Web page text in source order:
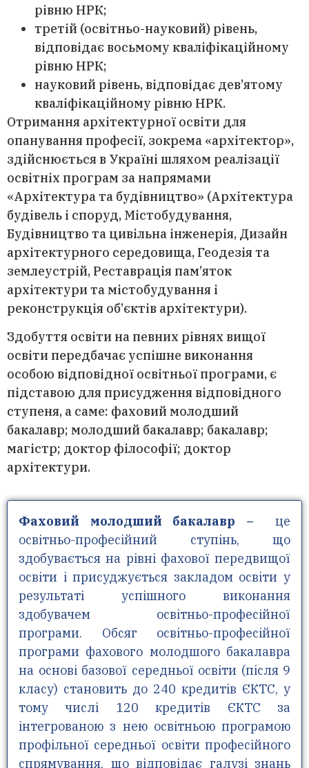
рівню НРК;
третій (освітньо-науковий) рівень,
відповідає восьмому кваліфікаційному
рівню НРК;
науковий рівень, відповідає дев’ятому
кваліфікаційному рівню НРК.
Отримання архітектурної освіти для
опанування професії, зокрема «архітектор»,
здійснюється в Україні шляхом реалізації
освітніх програм за напрямами
«Архітектура та будівництво» (Архітектура
будівель і споруд, Містобудування,
Будівництво та цивільна інженерія, Дизайн
архітектурного середовища, Геодезія та
землеустрій, Реставрація пам’яток
архітектури та містобудування і
реконструкція об’єктів архітектури).
Здобуття освіти на певних рівнях вищої
освіти передбачає успішне виконання
особою відповідної освітньої програми, є
підставою для присудження відповідного
ступеня, а саме: фаховий молодший
бакалавр; молодший бакалавр; бакалавр;
магістр; доктор філософії; доктор
архітектури.
Фаховий молодший бакалавр – це
освітньо-професійний ступінь, що
здобувається на рівні фахової передвищої
освіти і присуджується закладом освіти у
результаті успішного виконання
здобувачем освітньо-професійної
програми. Обсяг освітньо-професійної
програми фахового молодшого бакалавра
на основі базової середньої освіти (після 9
класу) становить до 240 кредитів ЄКТС, у
тому числі 120 кредитів ЄКТС за
інтегрованою з нею освітньою програмою
профільної середньої освіти професійного
спрямування, що відповідає галузі знань